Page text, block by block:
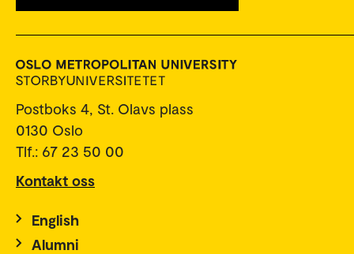
Postboks 4, St. Olavs plass
0130 Oslo
Tlf.: 67 23 50 00
Kontakt oss
English
Alumni